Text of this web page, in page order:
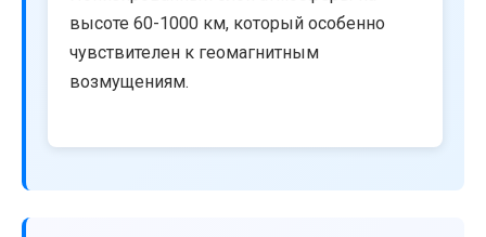
высоте 60-1000 км, который особенно
чувствителен к геомагнитным
возмущениям.